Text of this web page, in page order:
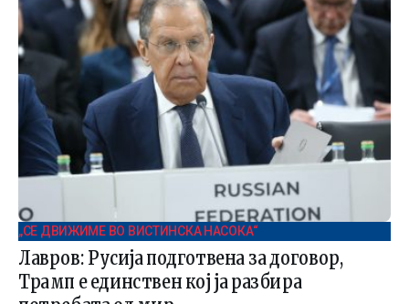
„СЕ ДВИЖИМЕ ВО ВИСТИНСКА НАСОКА“
Лавров: Русија подготвена за договор,
Трамп е единствен кој ја разбира